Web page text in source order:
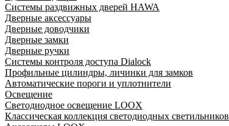
Системы раздвижных дверей HAWA
Дверные аксессуары
Дверные доводчики
Дверные замки
Дверные ручки
Системы контроля доступа Dialock
Профильные цилиндры, личинки для замков
Автоматические пороги и уплотнители
Освещение
Светодиодное освещение LOOX
Классическая коллекция светодиодных светильников